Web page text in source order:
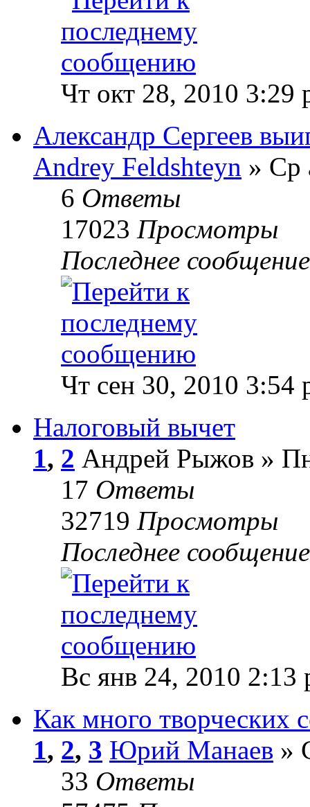
Чт окт 28, 2010 3:29
Александр Сергеев
Andrey Feldshteyn » Ср
6 Ответы
17023 Просмотры
Последнее
Чт сен 30, 2010 3:54
Налоговый вычет
1, 2 Андрей Рыжов »
17 Ответы
32719 Просмотры
Последнее
Вс янв 24, 2010 2:13
Как много творческих
1, 2, 3 Юрий Манаев »
33 Ответы